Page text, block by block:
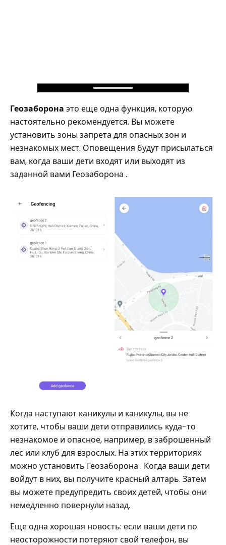
Геозаборона это еще одна функция, которую
настоятельно рекомендуется. Вы можете
установить зоны запрета для опасных зон и
незнакомых мест. Оповещения будут присылаться
вам, когда ваши дети входят или выходят из
заданной вами Геозаборона .
Когда наступают каникулы и каникулы, вы не
хотите, чтобы ваши дети отправились куда-то
незнакомое и опасное, например, в заброшенный
лес или клуб для взрослых. На этих территориях
можно установить Геозаборона . Когда ваши дети
войдут в них, вы получите красный алтарь. Затем
вы можете предупредить своих детей, чтобы они
немедленно повернули назад.
Еще одна хорошая новость: если ваши дети по
неосторожности потеряют свой телефон, вы